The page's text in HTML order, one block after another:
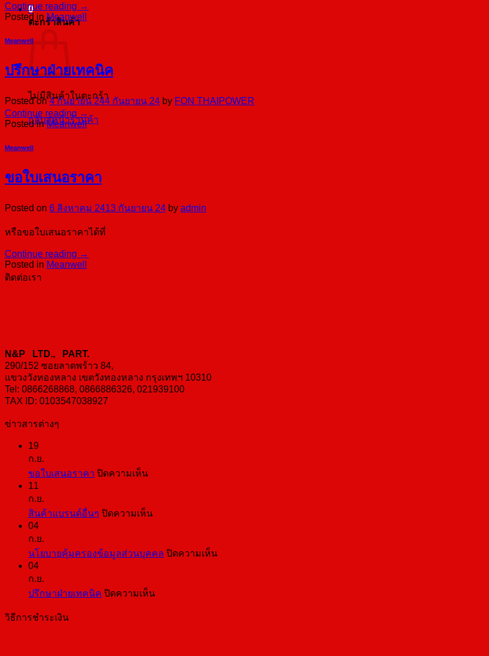
0
ตะกร้าสินค้า
ไม่มีสินค้าในตะกร้า
กลับสู่หน้าร้านค้า
Continue reading →
Posted in Meanwell
Meanwell
ปรึกษาฝ่ายเทคนิค
Posted on4 กันยายน 244 กันยายน 24 by FON THAIPOWER
Continue reading →
Posted inMeanwell
Meanwell
ขอใบเสนอราคา
Posted on 6 สิงหาคม 2413 กันยายน 24 by admin
หรือขอใบเสนอราคาได้ที่
Continue reading →
Posted in Meanwell
ติดต่อเรา
N&P LTD., PART.
290/152 ซอยลาดพร้าว 84,
แขวงวังทองหลาง เขตวังทองหลาง กรุงเทพฯ 10310
Tel: 0866268868, 0866886326, 021939100
TAX ID: 0103547038927
ข่าวสารต่างๆ
19
ก.ย.
ขอใบเสนอราคา ปิดความเห็นบน
เสนอ
11
ก.ย.
สินค้าแบรนด์อื่นๆ ปิดความเห็นบน
รนด์
04
ก.ย.
นโยบายคุ้มครองข้อมูลส่วนบุคคล ปิดความเห็นบน
04
ก.ย.
ปรึกษาฝ่ายเทคนิค ปิดความเห็นบน
วิธีการชำระเงิน